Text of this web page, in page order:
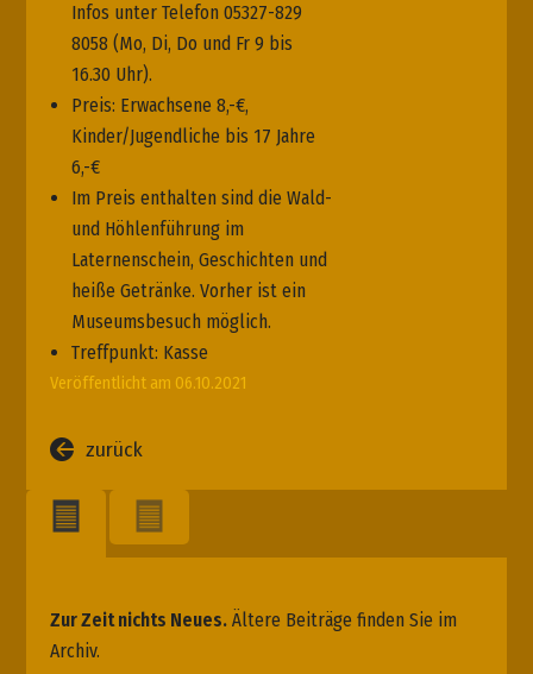
Infos unter Telefon 05327-829
8058 (Mo, Di, Do und Fr 9 bis
16.30 Uhr).
Preis: Erwachsene 8,-€,
Kinder/Jugendliche bis 17 Jahre
6,-€
Im Preis enthalten sind die Wald-
und Höhlenführung im
Laternenschein, Geschichten und
heiße Getränke. Vorher ist ein
Museumsbesuch möglich.
Treffpunkt: Kasse
Veröffentlicht am 06.10.2021
zurück
Zur Zeit nichts Neues. Ältere Beiträge finden Sie im
Archiv.